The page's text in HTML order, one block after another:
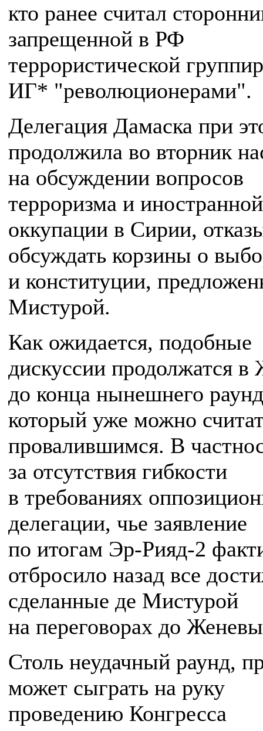
кто ранее считал
запрещенной в РФ
террористической
ИГ* "революционерами".
Делегация Дамаска при
продолжила во вторник
на обсуждении вопросов
терроризма и иностранной
оккупации в Сирии,
обсуждать корзины о
и конституции,
Мистурой.
Как ожидается, подобные
дискуссии продолжатся в
до конца нынешнего
который уже можно
провалившимся. В
за отсутствия гибкости
в требованиях
делегации, чье заявление
по итогам Эр-Рияд-2
отбросило назад все
сделанные де Мистурой
на переговорах до
Столь неудачный раунд,
может сыграть на руку
проведению Конгресса